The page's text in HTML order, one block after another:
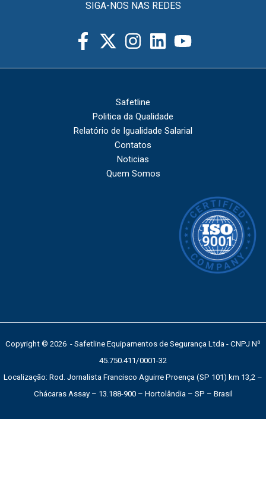
SIGA-NOS NAS REDES
Safetline
Politica da Qualidade
Relatório de Igualidade Salarial
Contatos
Noticias
Quem Somos
Copyright © 2026 - Safetline Equipamentos de Segurança Ltda - CNPJ Nº
45.750.411/0001-32
Localização: Rod. Jornalista Francisco Aguirre Proença (SP 101) km 13,2 –
Chácaras Assay – 13.188-900 – Hortolândia – SP – Brasil